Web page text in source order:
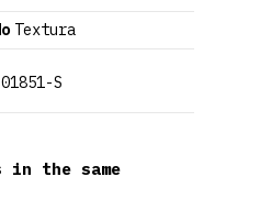
Textura
S
in the same